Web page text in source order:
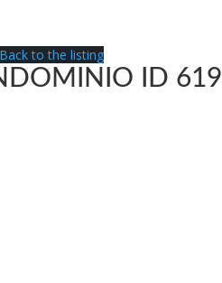
Back to the listing
ID 619